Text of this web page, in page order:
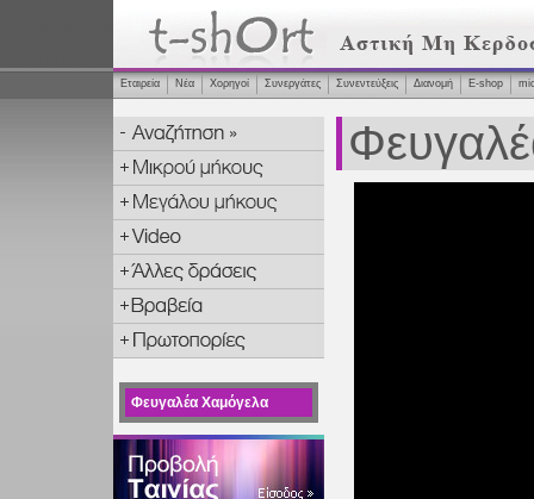
Εταιρεία Νέα Χορηγοί Συνεργάτες Συνεντεύξεις Διανομή Ε-shop
Φευγαλέα Χαμόγελα